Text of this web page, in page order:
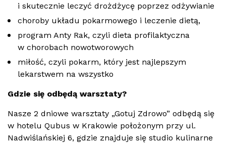
i skutecznie leczyć drożdżycę poprzez odżywianie
choroby układu pokarmowego i leczenie dietą,
program Anty Rak, czyli dieta profilaktyczna
w chorobach nowotworowych
miłość, czyli pokarm, który jest najlepszym
lekarstwem na wszystko
Gdzie się odbędą warsztaty?
Nasze 2 dniowe warsztaty „Gotuj Zdrowo” odbędą się
w hotelu Qubus w Krakowie położonym przy ul.
Nadwiślańskiej 6, gdzie znajduje się studio kulinarne